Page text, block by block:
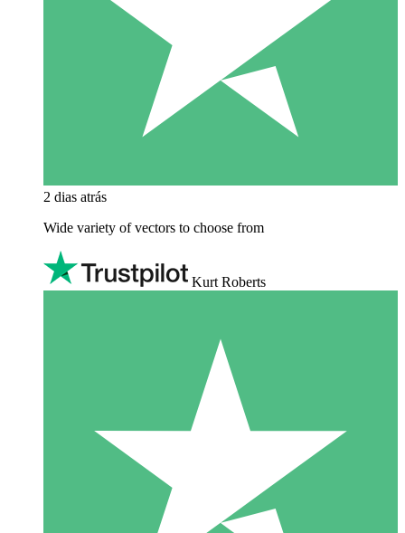
2 dias atrás
Wide variety of vectors to choose from
Kurt Roberts